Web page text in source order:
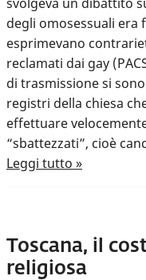
svolgeva un dibattito
degli omosessuali
esprimevano
reclamati dai gay
di trasmissione si
registri della chiesa
effettuare
“sbattezzati”, cioè
Leggi tutto »
Toscana, il
religiosa